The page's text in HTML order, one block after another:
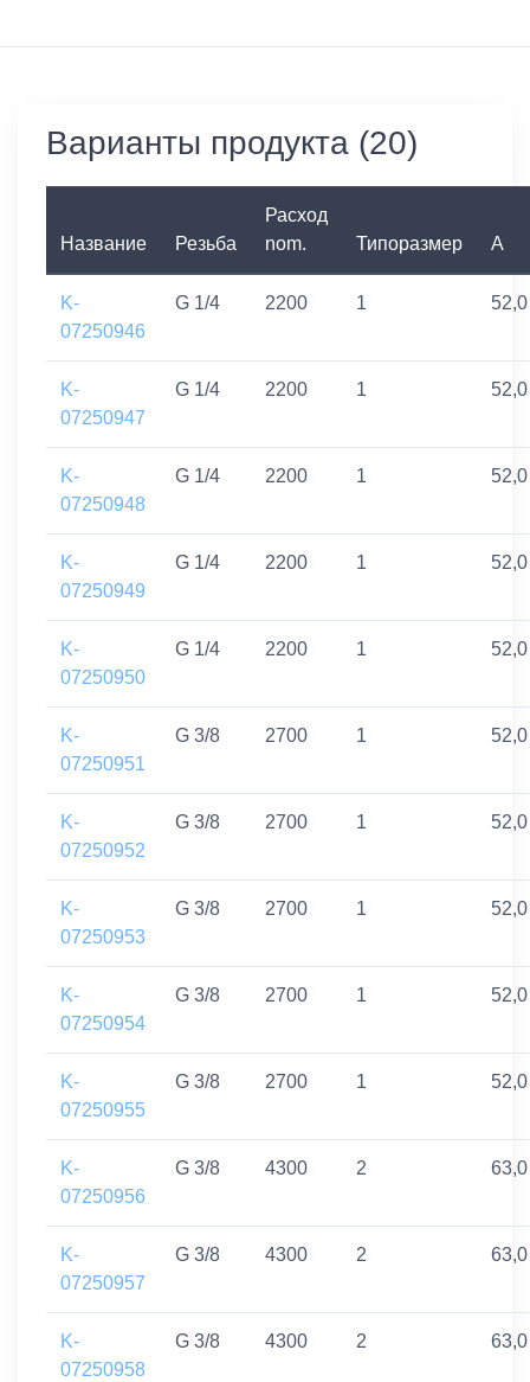
Варианты продукта (20)
Название Резьба
Расход
nom.
Типоразмер A
K-
07250946
G 1/4 2200 1 52,0
K-
07250947
G 1/4 2200 1 52,0
K-
07250948
G 1/4 2200 1 52,0
K-
07250949
G 1/4 2200 1 52,0
K-
07250950
G 1/4 2200 1 52,0
K-
07250951
G 3/8 2700 1 52,0
K-
07250952
G 3/8 2700 1 52,0
K-
07250953
G 3/8 2700 1 52,0
K-
07250954
G 3/8 2700 1 52,0
K-
07250955
G 3/8 2700 1 52,0
K-
07250956
G 3/8 4300 2 63,0
K-
07250957
G 3/8 4300 2 63,0
K-
07250958
G 3/8 4300 2 63,0